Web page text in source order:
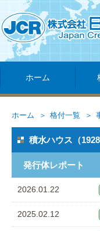
ホーム
ホーム 格付一覧
積水ハウス（1928
発行体レポート
2026.01.22
2025.02.12